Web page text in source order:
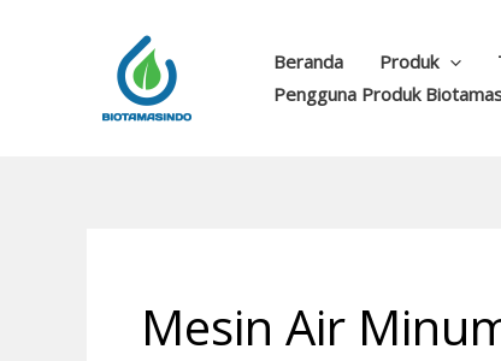
Beranda Produk
Pengguna Produk
Mesin Air